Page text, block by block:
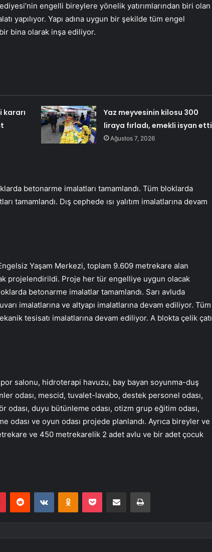
engelli bireylere yönelik yatırımlarından biri olan
yapılıyor. Yapı adına uygun bir şekilde tüm engel
bina olarak inşa ediliyor.
kararı
Yaz meyvesinin kilosu 300
liraya fırladı, emekli isyan etti
Ağustos 7, 2026
betonarme imalatları tamamlandı. Tüm bloklarda
tamamlandı. Dış cephede ısı yalıtım imalatlarına devam
Yaşam Merkezi, toplam 9.609 metrekare alan
projelendirildi. Proje her tür engelliye uygun olacak
betonarme imalatlar tamamlandı. Sarı avluda
imalatlarına ve altyapı imalatlarına devam ediliyor. Tüm
tesisatı imalatlarına devam ediliyor. A blokta çelik çatı
salonu, hidroterapi havuzu, bay bayan soyunma-duş
odası, mescid, tuvalet-lavabo, destek personel odası,
duyu bütünleme odası, otizm grup eğitim odası,
odası ve oyun odası projede planlandı. Ayrıca bireyler ve
ve 450 metrekarelik 2 adet avlu ve bir adet çocuk
PinterestReddit VKontakteOdnoklassniki
Pocket E-Posta ile paylaş Yazdır